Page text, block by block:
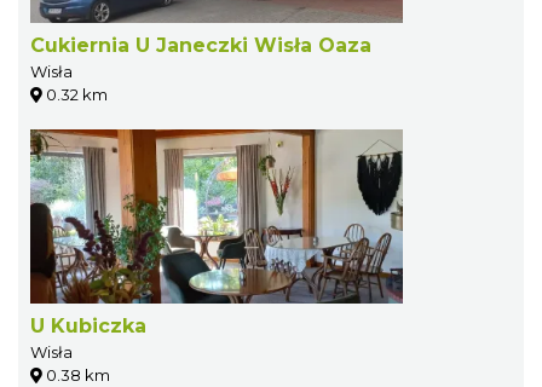
Cukiernia U Janeczki Wisła Oaza
Wisła
0.32 km
U Kubiczka
Wisła
0.38 km